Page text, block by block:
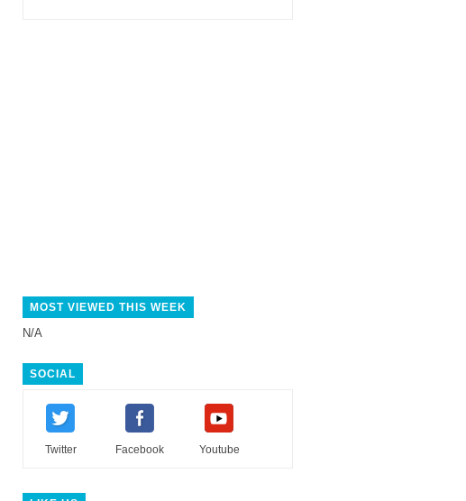
MOST VIEWED THIS WEEK
N/A
SOCIAL
Twitter Facebook Youtube